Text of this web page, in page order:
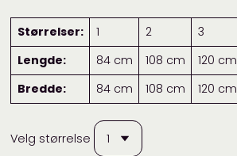
Størrelser: 1 2
3
Lengde:
84 cm 108 cm
120 cm
Bredde:
84 cm 108 cm 120 cm
Velg størrelse